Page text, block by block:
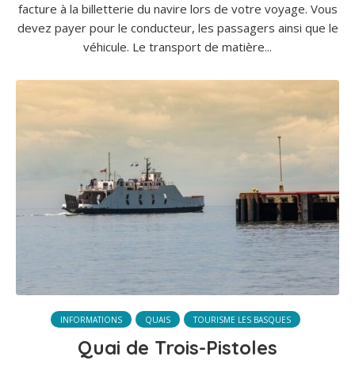
facture à la billetterie du navire lors de votre voyage. Vous
devez payer pour le conducteur, les passagers ainsi que le
véhicule. Le transport de matière...
INFORMATIONS QUAIS TOURISME LES BASQUES
Quai de Trois-Pistoles